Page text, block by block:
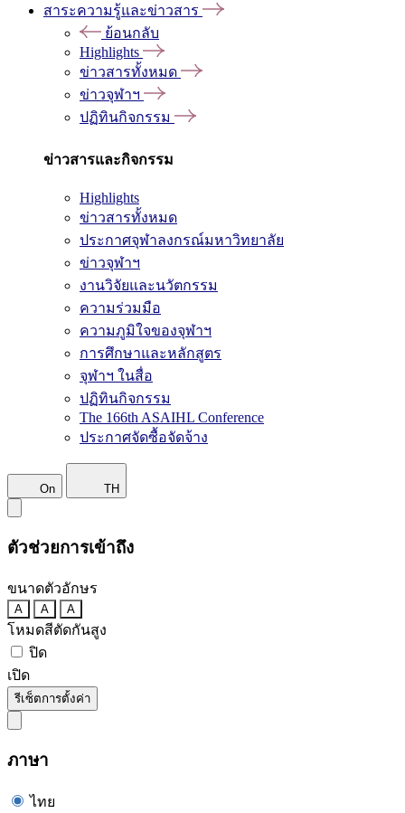
สาระความรู้และข่าวสาร
ย้อนกลับ
Highlights
ข่าวสารทั้งหมด
ข่าวจุฬาฯ
ปฏิทินกิจกรรม
ข่าวสารและกิจกรรม
Highlights
ข่าวสารทั้งหมด
ประกาศจุฬาลงกรณ์มหาวิทยาลัย
ข่าวจุฬาฯ
งานวิจัยและนวัตกรรม
ความร่วมมือ
ความภูมิใจของจุฬาฯ
การศึกษาและหลักสูตร
จุฬาฯ ในสื่อ
ปฏิทินกิจกรรม
The 166th ASAIHL Conference
ประกาศจัดซื้อจัดจ้าง
On TH
ตัวช่วยการเข้าถึง
ขนาดตัวอักษร
A A A
โหมดสีตัดกันสูง
ปิด
เปิด
รีเซ็ตการตั้งค่า
ภาษา
ไทย